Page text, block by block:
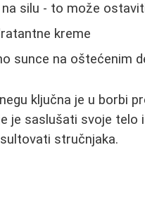
silu - to može
kreme
sunce na oštećenim
ključna je u borbi
je saslušati svoje
stručnjaka.